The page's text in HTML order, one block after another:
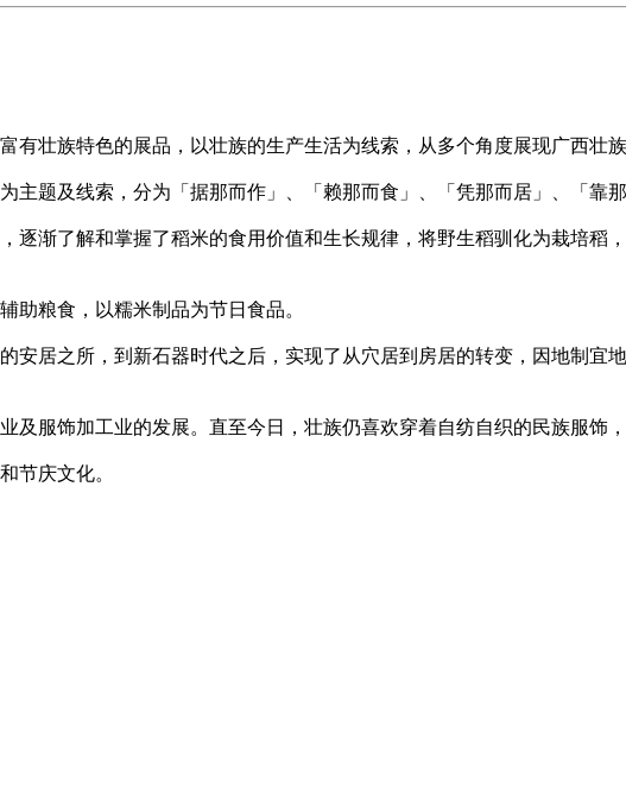
壮族特色的展品，以壮族的生产生活为线索，从多个角度展现广西壮族
主题及线索，分为「据那而作」、「赖那而食」、「凭那而居」、「靠
渐了解和掌握了稻米的食用价值和生长规律，将野生稻驯化为栽培稻
粮食，以糯米制品为节日食品。
居之所，到新石器时代之后，实现了从穴居到房居的转变，因地制宜
服饰加工业的发展。直至今日，壮族仍喜欢穿着自纺自织的民族服饰，
节庆文化。